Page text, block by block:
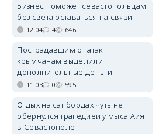
Бизнес поможет севастопольцам
без света оставаться на связи
12:04 4 646
Пострадавшим от атак
крымчанам выделили
дополнительные деньги
11:03 0 595
Отдых на сапбордах чуть не
обернулся трагедией у мыса Айя
в Севастополе